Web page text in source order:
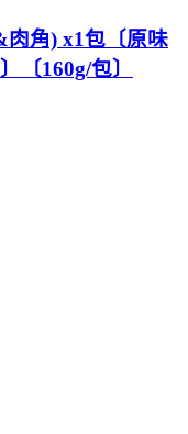
肉角) x1包〔原味
〔160g/包〕